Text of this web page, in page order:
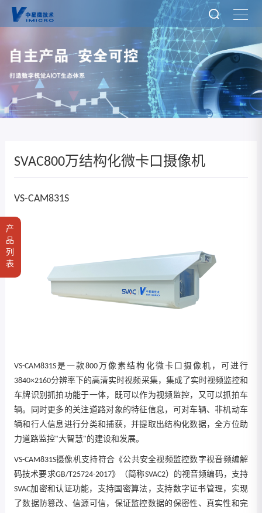
产
品
列
表
SVAC800万结构化微卡口摄像机
VS-CAM831S
VS-CAM831S是一款800万像素结构化微卡口摄像机，可进行
3840×2160分辨率下的高清实时视频采集，集成了实时视频监控和
车牌识别抓拍功能于一体，既可以作为视频监控，又可以抓拍车
辆。同时更多的关注道路对象的特征信息，可对车辆、非机动车
辆和行人信息进行分类和捕获，并提取出结构化数据，全方位助
力道路监控"大智慧"的建设和发展。
VS-CAM831S摄像机支持符合《公共安全视频监控数字视音频编解
码技术要求GB/T25724-2017》（简称SVAC2）的视音频编码，支持
SVAC加密和认证功能，支持国密算法，支持数字证书管理，实现
了数据防篡改、信源可信，保证监控数据的保密性、真实性和完